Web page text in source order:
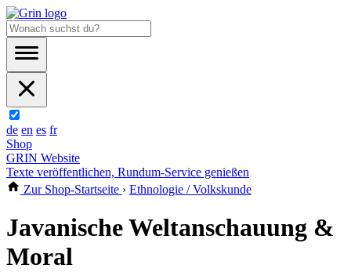
de en es fr
Shop
GRIN Website
Texte veröffentlichen, Rundum-Service genießen
Zur Shop-Startseite › Ethnologie / Volkskunde
Javanische Weltanschauung &
Moral